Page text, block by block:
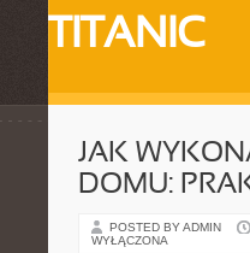
TITANIC
JAK
DOMU:
POSTED BY ADMIN
WYŁĄCZONA